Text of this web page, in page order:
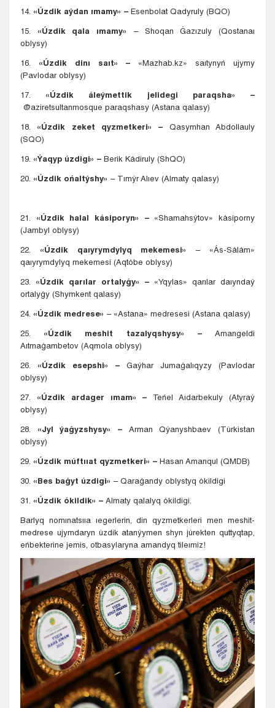
14. «Úzdik aýdan ımamy» – Esenbolat Qadyruly (BQO)
15. «Úzdik qala ımamy»
– Shoqan Ǵazızuly (Qostanaı
oblysy)
16.
«Úzdik dinı saıt» – «Mazhab.kz» saıtynyń ujymy
(Pavlodar oblysy)
17. «Úzdik áleýmettik jelidegi paraqsha» –
@aziretsultanmosque paraqshasy (Astana qalasy)
18. «Úzdik zeket qyzmetkeri» – Qasymhan Abdollauly
(SQO)
19. «Ýaqyp úzdigi» – Berik Kádiruly (ShQO)
20. «Úzdik ońaltýshy» – Tımýr Alıev (Almaty qalasy)
21. «Úzdik halal kásiporyn» – «Shamahsýtov» kásiporny
(Jambyl oblysy)
22. «Úzdik qaıyrymdylyq mekemesi»
– «Ás-Sálám»
qaıyrymdylyq mekemesi (Aqtóbe oblysy)
23.
«Úzdik qarılar ortalyǵy» – «Yqylas» qarılar daıyndaý
ortalyǵy (Shymkent qalasy)
24. «Úzdik medrese» – «Astana» medresesi (Astana qalasy)
25. «Úzdik meshit tazalyqshysy» –Amangeldi
Aıtmaǵambetov (Aqmola oblysy)
26.
«Úzdik esepshi» – Gaýhar Jumaǵalıqyzy (Pavlodar
oblysy)
27. «Úzdik ardager ımam» – Teńel Aıdarbekuly (Atyraý
oblysy)
28.
«Jyl ýaǵyzshysy» – Arman Qýanyshbaev (Túrkistan
oblysy)
29. «Úzdik múftııat qyzmetkeri» – Hasan Amanqul (QMDB)
30. «Bes baǵyt úzdigi» – Qaraǵandy oblystyq ókildigi
31.
«Úzdik ókildik» – Almaty qalalyq ókildigi.
Barlyq nomınatsııa ıegerlerin, din qyzmetkerleri men meshit-
medrese ujymdaryn úzdik atanýymen shyn júrekten quttyqtap,
eńbekterine jemis, otbasylaryna amandyq tileımiz!